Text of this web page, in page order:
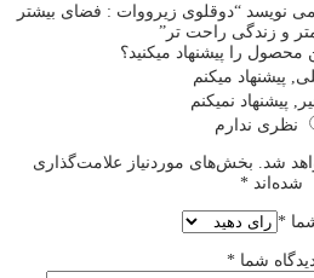
نویسد “دوقلوی زیرووات : فضای بیشتر
و زندگی راحت تر”
محصول را پیشنهاد میکنید؟
پیشنهاد میکنم
پیشنهاد نمیکنم
نظری ندارم
شد.
بخش‌های موردنیاز علامت‌گذاری
شده‌اند *
شما*
شما *